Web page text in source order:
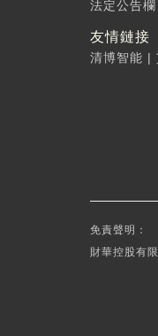
法定公告欄
友情鏈接
清博智能 |
免責聲明：
財華控股有